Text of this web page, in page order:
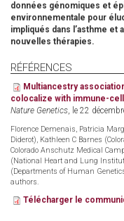
données génomiques et
environnementale pour
impliqués dans l’asthme
nouvelles thérapies.
RÉFÉRENCES
Multiancestry
colocalize with immune-
Nature Genetics, le 22
Florence Demenais, Patricia
Diderot), Kathleen C Barnes
Colorado Anschutz Medical
(National Heart and Lung
(Departments of Human
authors.
Télécharger le